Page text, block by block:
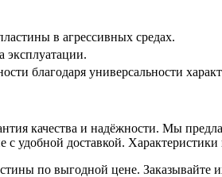
в агрессивных средах.
эксплуатации.
благодаря универсальности
качества и надёжности. Мы
доставкой.
по выгодной цене.